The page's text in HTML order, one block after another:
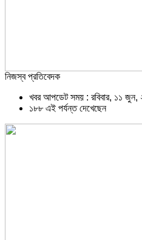
নিজস্ব প্রতিবেদক
খবর আপডেট সময় : রবিবার, ১১ জুন,
১৮৮ এই পর্যন্ত দেখেছেন